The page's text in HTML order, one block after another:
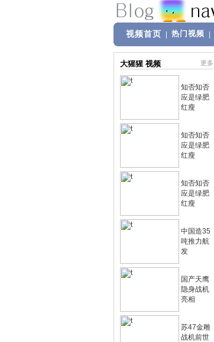
视频首页 热门视频
大猩猩 视频 更多
知否知否
应是绿肥
红瘦
知否知否
应是绿肥
红瘦
知否知否
应是绿肥
红瘦
中国造35
吨推力航
发
国产天鹰
隐身战机
亮相
苏47金雕
战机前世